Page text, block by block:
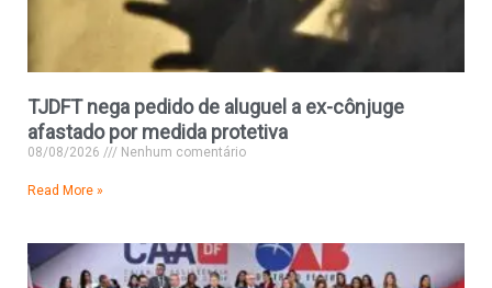
TJDFT nega pedido de aluguel a ex-cônjuge
afastado por medida protetiva
08/08/2026 Nenhum comentário
Read More »